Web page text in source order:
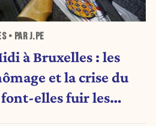
• PAR J.PE
à Bruxelles : les
et la crise du
elles fuir les